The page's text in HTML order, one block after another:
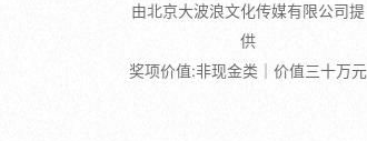
由北京大波浪文化传媒有限公司提
供
奖项价值:非现金类｜价值三十万元